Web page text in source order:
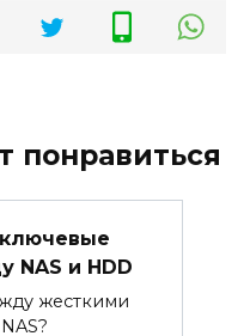
понравиться
NAS и HDD
жесткими